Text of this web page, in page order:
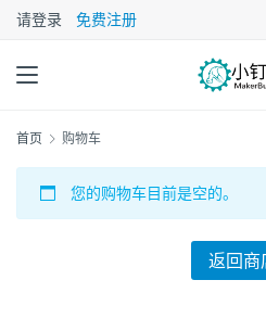
请登录 免费注册
首页 购物车
您的购物车目前是空的。
返回商